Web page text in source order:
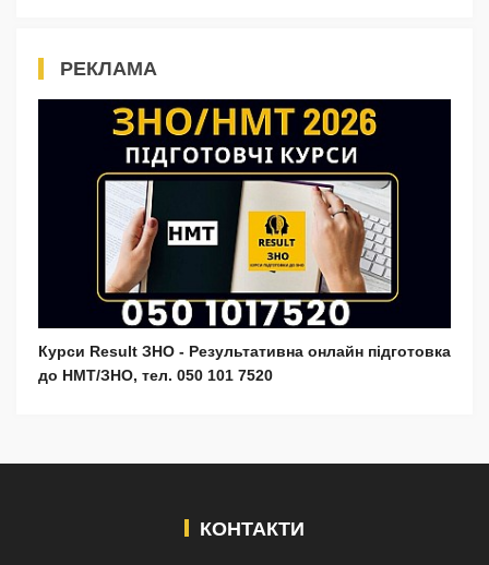
РЕКЛАМА
Курси Result ЗНО - Результативна онлайн підготовка
до НМТ/ЗНО, тел. 050 101 7520
КОНТАКТИ